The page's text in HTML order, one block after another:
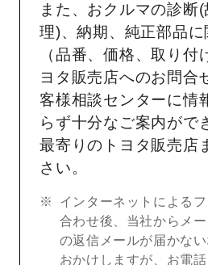
また、おクルマの診断
理)、納期、純正部品
（品番、価格、取り付
ヨタ販売店へのお問合
客様相談センターに情
らず十分なご案内がで
最寄りのトヨタ販売店
さい。
インターネットによる
合わせ後、当社からメ
の返信メールが届かな
おかけしますが、お電